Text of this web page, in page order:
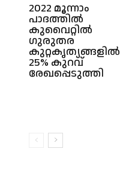
2022 മൂന്നാം
പാദത്തിൽ
കുവൈറ്റിൽ
ഗുരുതര
കുറ്റകൃത്യങ്ങളിൽ
25% കുറവ്
രേഖപ്പെടുത്തി